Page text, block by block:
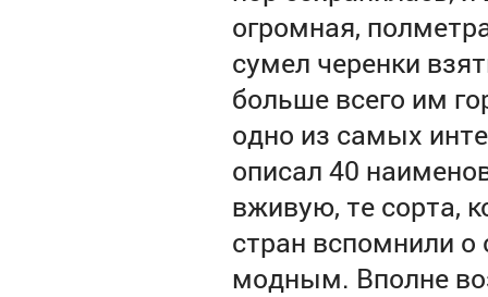
огромная,
сумел черенки
больше всего им
одно из самых
описал 40
вживую, те сорта,
стран вспомнили о
модным. Вполне